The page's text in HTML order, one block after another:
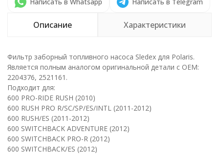
Описание Характеристики
Фильтр заборный топливного насоса Sledex для Polaris.
Является полным аналогом оригинальной детали с ОЕМ:
2204376, 2521161.
Подходит для:
600 PRO-RIDE RUSH (2010)
600 RUSH PRO R/SC/SP/ES/INTL (2011-2012)
600 RUSH/ES (2011-2012)
600 SWITCHBACK ADVENTURE (2012)
600 SWITCHBACK PRO-R (2012)
600 SWITCHBACK/ES (2012)